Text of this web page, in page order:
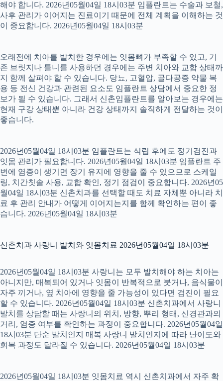
해야 합니다. 2026년05월04일 18시03분 임플란트는 수술과 보철,
사후 관리가 이어지는 진료이기 때문에 전체 계획을 이해하는 것
이 중요합니다. 2026년05월04일 18시03분
오래전에 치아를 발치한 경우에는 잇몸뼈가 부족할 수 있고, 기
존 브릿지나 틀니를 사용하던 경우에는 주변 치아와 교합 상태까
지 함께 살펴야 할 수 있습니다. 당뇨, 고혈압, 골다공증 약물 복
용 등 전신 건강과 관련된 요소도 임플란트 상담에서 중요한 정
보가 될 수 있습니다. 그래서 신촌임플란트를 알아보는 경우에는
현재 구강 상태뿐 아니라 건강 상태까지 솔직하게 전달하는 것이
좋습니다.
2026년05월04일 18시03분 임플란트는 식립 후에도 정기검진과
잇몸 관리가 필요합니다. 2026년05월04일 18시03분 임플란트 주
변에 염증이 생기면 장기 유지에 영향을 줄 수 있으므로 스케일
링, 치간칫솔 사용, 교합 확인, 정기 점검이 중요합니다. 2026년05
월04일 18시03분 신촌치과를 선택할 때도 치료 자체뿐 아니라 치
료 후 관리 안내가 어떻게 이어지는지를 함께 확인하는 편이 좋
습니다. 2026년05월04일 18시03분
신촌치과 사랑니 발치와 잇몸치료 2026년05월04일 18시03분
2026년05월04일 18시03분 사랑니는 모두 발치해야 하는 치아는
아니지만, 매복되어 있거나 잇몸이 반복적으로 붓거나, 음식물이
자주 끼거나, 옆 치아에 영향을 줄 가능성이 있다면 검진이 필요
할 수 있습니다. 2026년05월04일 18시03분 신촌치과에서 사랑니
발치를 상담할 때는 사랑니의 위치, 방향, 뿌리 형태, 신경관과의
거리, 염증 여부를 확인하는 과정이 중요합니다. 2026년05월04일
18시03분 단순 발치인지 매복 사랑니 발치인지에 따라 난이도와
회복 과정도 달라질 수 있습니다. 2026년05월04일 18시03분
2026년05월04일 18시03분 잇몸치료 역시 신촌치과에서 자주 확